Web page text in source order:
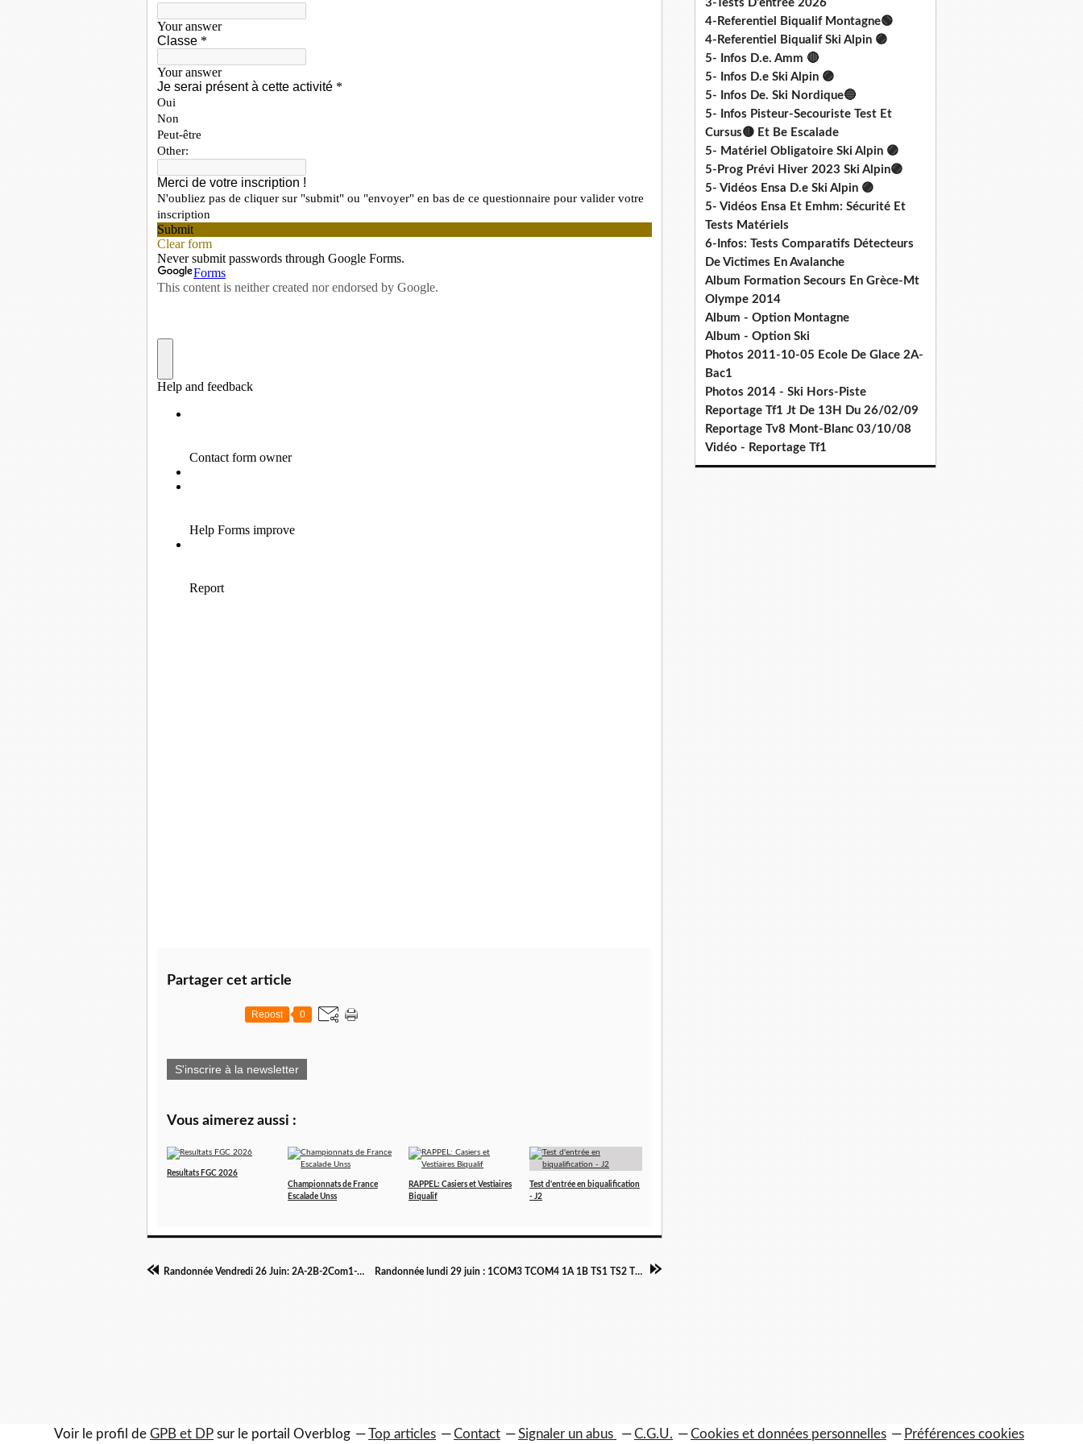
Partager cet article
Repost 0
S'inscrire à la newsletter
Vous aimerez aussi :
Resultats FGC 2026
Championnats de France
Escalade Unss
RAPPEL: Casiers et Vestiaires
Biqualif
Test d'entrée en biqualification
- J2
Randonnée Vendredi 26 Juin: 2A-2B-2Com1-2Com2 Randonnée lundi 29 juin : 1COM3 TCOM4 1A 1B TS1 TS2 TES1 TES2
3-Tests D'entrée 2026
4-Referentiel Biqualif Montagne🟢
4-Referentiel Biqualif Ski Alpin 🟣
5- Infos D.e. Amm 🔴
5- Infos D.e Ski Alpin 🟣
5- Infos De. Ski Nordique🔵
5- Infos Pisteur-Secouriste Test Et
Cursus🟡 Et Be Escalade
5- Matériel Obligatoire Ski Alpin 🟣
5-Prog Prévi Hiver 2023 Ski Alpin🟣
5- Vidéos Ensa D.e Ski Alpin 🟣
5- Vidéos Ensa Et Emhm: Sécurité Et
Tests Matériels
6-Infos: Tests Comparatifs Détecteurs
De Victimes En Avalanche
Album Formation Secours En Grèce-Mt
Olympe 2014
Album - Option Montagne
Album - Option Ski
Photos 2011-10-05 Ecole De Glace 2A-
Bac1
Photos 2014 - Ski Hors-Piste
Reportage Tf1 Jt De 13H Du 26/02/09
Reportage Tv8 Mont-Blanc 03/10/08
Vidéo - Reportage Tf1
Voir le profil de GPB et DP sur le portail Overblog Top articles Contact Signaler un abus C.G.U. Cookies et données personnelles Préférences cookies